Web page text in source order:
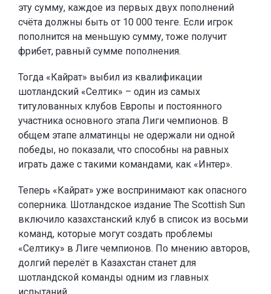
эту сумму, каждое из первых двух пополнений
счёта должны быть от 10 000 тенге. Если игрок
пополнится на меньшую сумму, тоже получит
фрибет, равный сумме пополнения.
Тогда «Кайрат» выбил из квалификации
шотландский «Селтик» – один из самых
титулованных клубов Европы и постоянного
участника основного этапа Лиги чемпионов. В
общем этапе алматинцы не одержали ни одной
победы, но показали, что способны на равных
играть даже с такими командами, как «Интер».
Теперь «Кайрат» уже воспринимают как опасного
соперника. Шотландское издание The Scottish Sun
включило казахстанский клуб в список из восьми
команд, которые могут создать проблемы
«Селтику» в Лиге чемпионов. По мнению авторов,
долгий перелёт в Казахстан станет для
шотландской команды одним из главных